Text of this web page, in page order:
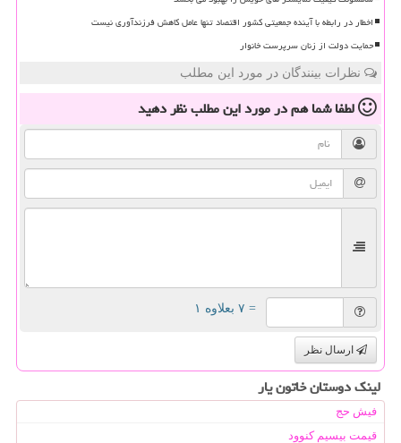
اخطار در رابطه با آینده جمعیتی کشور اقتصاد تنها عامل کاهش فرزندآوری نیست
حمایت دولت از زنان سرپرست خانوار
نظرات بینندگان در مورد این مطلب
لطفا شما همدر مورد این مطلبنظر دهید
= ۷ بعلاوه ۱
ارسال نظر
لینک دوستان خاتون یار
فیش حج
قیمت بیسیم کنوود